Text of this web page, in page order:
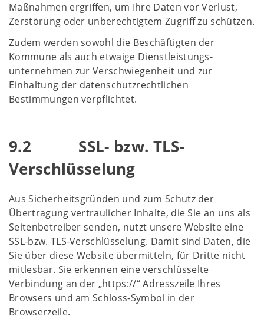
Maßnahmen ergriffen, um Ihre Daten vor Verlust,
Zerstörung oder unberechtigtem Zugriff zu schützen.
Zudem werden sowohl die Beschäftigten der
Kommune als auch etwaige Dienstleistungs-
unternehmen zur Verschwiegenheit und zur
Einhaltung der datenschutzrechtlichen
Bestimmungen verpflichtet.
9.2 SSL- bzw. TLS-
Verschlüsselung
Aus Sicherheitsgründen und zum Schutz der
Übertragung vertraulicher Inhalte, die Sie an uns als
Seitenbetreiber senden, nutzt unsere Website eine
SSL-bzw. TLS-Verschlüsselung. Damit sind Daten, die
Sie über diese Website übermitteln, für Dritte nicht
mitlesbar. Sie erkennen eine verschlüsselte
Verbindung an der „https://“ Adresszeile Ihres
Browsers und am Schloss-Symbol in der
Browserzeile.